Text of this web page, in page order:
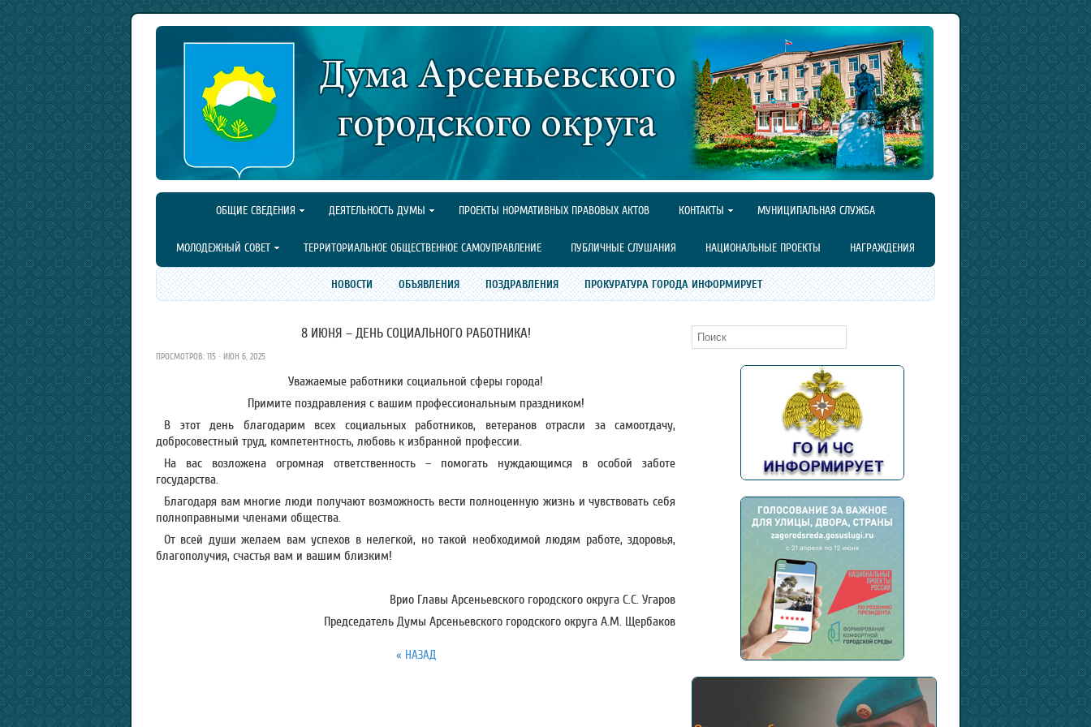
ОБЩИЕ СВЕДЕНИЯ ДЕЯТЕЛЬНОСТЬ ДУМЫ ПРОЕКТЫ НОРМАТИВНЫХ ПРАВОВЫХ АКТОВ КОНТАКТЫ МУНИЦИПАЛЬНАЯ СЛУЖБА
МОЛОДЕЖНЫЙ СОВЕТ ТЕРРИТОРИАЛЬНОЕ ОБЩЕСТВЕННОЕ САМОУПРАВЛЕНИЕ ПУБЛИЧНЫЕ СЛУШАНИЯ НАЦИОНАЛЬНЫЕ ПРОЕКТЫ НАГРАЖДЕНИЯ
НОВОСТИ ОБЪЯВЛЕНИЯ ПОЗДРАВЛЕНИЯ ПРОКУРАТУРА ГОРОДА ИНФОРМИРУЕТ
8 ИЮНЯ – ДЕНЬ СОЦИАЛЬНОГО РАБОТНИКА!
ПРОСМОТРОВ: 115 · ИЮН 6, 2025
Уважаемые работники социальной сферы города!
Примите поздравления с вашим профессиональным праздником!
В этот день благодарим всех социальных работников, ветеранов отрасли за самоотдачу,
добросовестный труд, компетентность, любовь к избранной профессии.
На вас возложена огромная ответственность – помогать нуждающимся в особой заботе
государства.
Благодаря вам многие люди получают возможность вести полноценную жизнь и чувствовать себя
полноправными членами общества.
От всей души желаем вам успехов в нелегкой, но такой необходимой людям работе, здоровья,
благополучия, счастья вам и вашим близким!
Врио Главы Арсеньевского городского округа С.С. Угаров
Председатель Думы Арсеньевского городского округа А.М. Щербаков
« НАЗАД
Поиск